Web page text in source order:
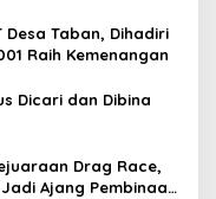
Desa Taban, Dihadiri
Raih Kemenangan
Dicari dan Dibina
Drag Race,
Ajang Pembinaan